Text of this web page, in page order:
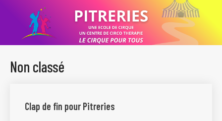
main
menu
Non classé
Clap de fin pour Pitreries